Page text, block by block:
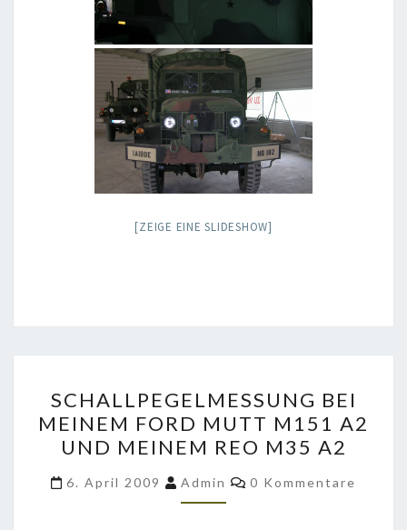
[ZEIGE EINE SLIDESHOW]
BEI
MEINEM
FORD
MUTT
M151
SCHALLPEGELMESSUNG BEI
MEINEM FORD MUTT M151 A2
UND MEINEM REO M35 A2
6. April 2009 Admin Kommentare
0 Kommentare